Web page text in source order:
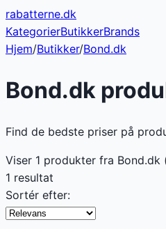
rabatterne.dk
KategorierButikkerBrands
Hjem/Butikker/Bond.dk
Bond.dk
Find de bedste priser på
Viser 1 produkter fra Bond.dk
1 resultat
Sortér efter: